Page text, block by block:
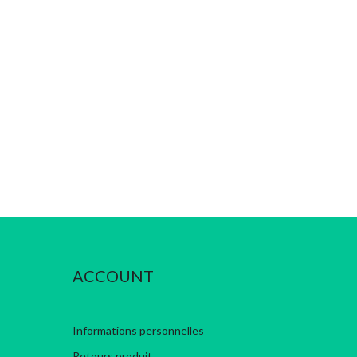
ACCOUNT
Informations personnelles